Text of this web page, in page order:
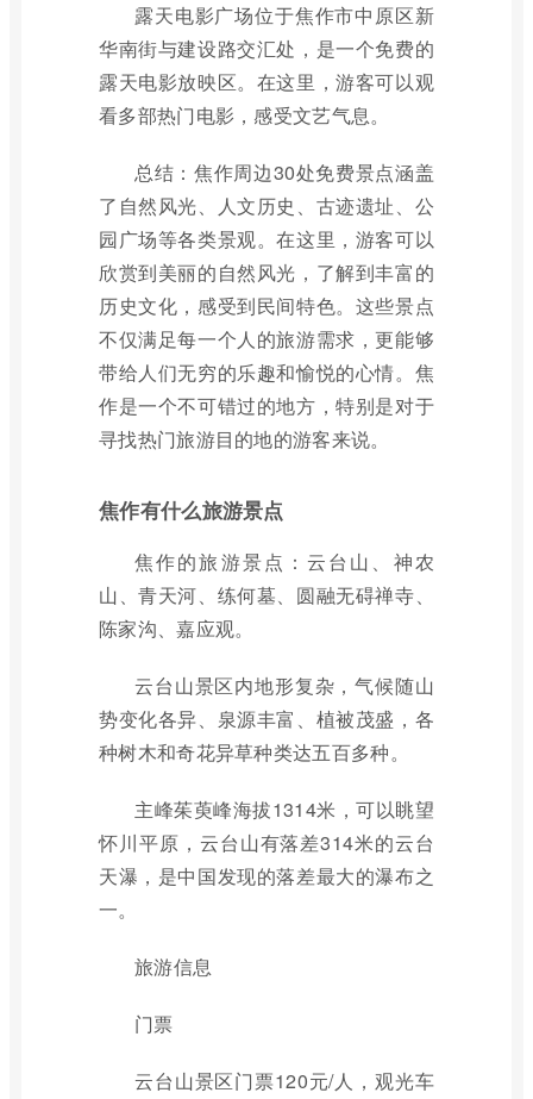
露天电影广场位于焦作市中原区新
华南街与建设路交汇处，是一个免费的
露天电影放映区。在这里，游客可以观
看多部热门电影，感受文艺气息。
总结：焦作周边30处免费景点涵盖
了自然风光、人文历史、古迹遗址、公
园广场等各类景观。在这里，游客可以
欣赏到美丽的自然风光，了解到丰富的
历史文化，感受到民间特色。这些景点
不仅满足每一个人的旅游需求，更能够
带给人们无穷的乐趣和愉悦的心情。焦
作是一个不可错过的地方，特别是对于
寻找热门旅游目的地的游客来说。
焦作有什么旅游景点
焦作的旅游景点：云台山、神农
山、青天河、练何墓、圆融无碍禅寺、
陈家沟、嘉应观。
云台山景区内地形复杂，气候随山
势变化各异、泉源丰富、植被茂盛，各
种树木和奇花异草种类达五百多种。
主峰茱萸峰海拔1314米，可以眺望
怀川平原，云台山有落差314米的云台
天瀑，是中国发现的落差最大的瀑布之
一。
旅游信息
门票
云台山景区门票120元/人，观光车